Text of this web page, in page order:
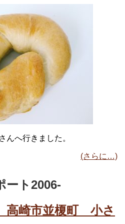
んへ行きました。
(さらに…)
ート2006-
崎市並榎町 小さ